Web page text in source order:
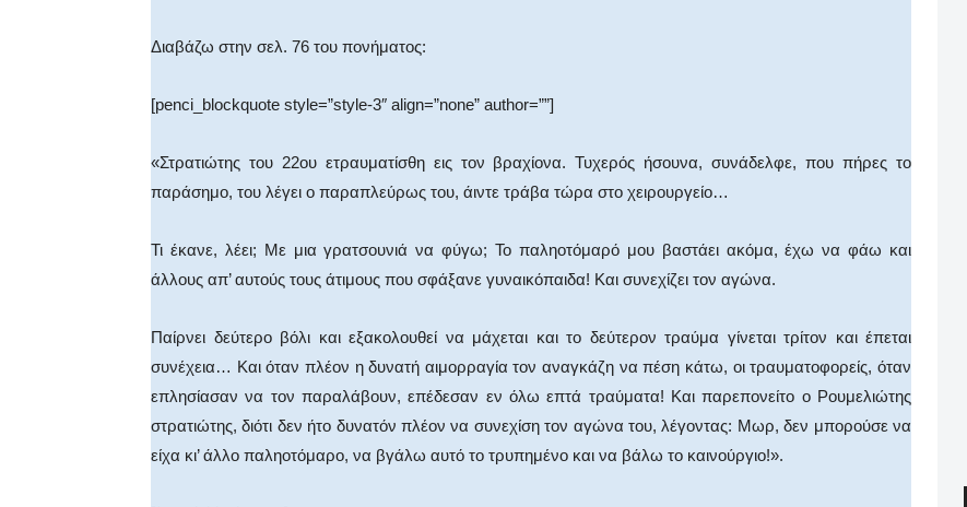
Διαβάζω στην σελ. 76 του πονήματος:
[penci_blockquote style=”style-3″ align=”none” author=””]
«Στρατιώτης του 22ου ετραυματίσθη εις τον βραχίονα. Τυχερός ήσουνα, συνάδελφε, που πήρες το
παράσημο, του λέγει ο παραπλεύρως του, άιντε τράβα τώρα στο χειρουργείο…
Τι έκανε, λέει; Με μια γρατσουνιά να φύγω; Το παληοτόμαρό μου βαστάει ακόμα, έχω να φάω και
άλλους απ’ αυτούς τους άτιμους που σφάξανε γυναικόπαιδα! Και συνεχίζει τον αγώνα.
Παίρνει δεύτερο βόλι και εξακολουθεί να μάχεται και το δεύτερον τραύμα γίνεται τρίτον και έπεται
συνέχεια… Και όταν πλέον η δυνατή αιμορραγία τον αναγκάζη να πέση κάτω, οι τραυματοφορείς, όταν
επλησίασαν να τον παραλάβουν, επέδεσαν εν όλω επτά τραύματα! Και παρεπονείτο ο Ρουμελιώτης
στρατιώτης, διότι δεν ήτο δυνατόν πλέον να συνεχίση τον αγώνα του, λέγοντας: Μωρ, δεν μπορούσε να
είχα κι’ άλλο παληοτόμαρο, να βγάλω αυτό το τρυπημένο και να βάλω το καινούργιο!».